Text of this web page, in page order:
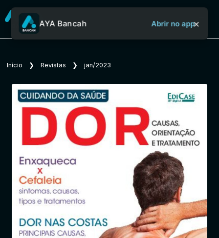
Sobre o Aya Bancah
Revistas
Jornais
Notícias
AYA Bancah Abrir no app×
Início ❯ Revistas ❯ jan/2023